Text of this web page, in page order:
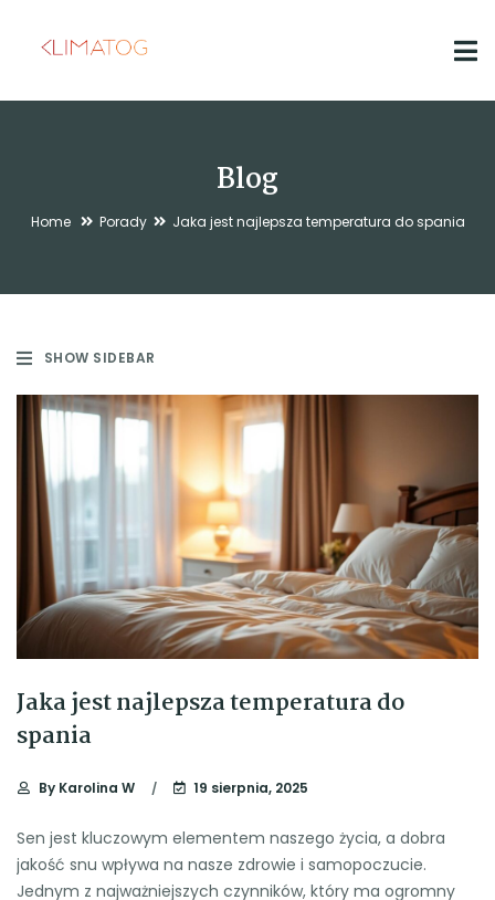
Blog
Home Porady Jaka jest najlepsza temperatura do spania
SHOW SIDEBAR
Jaka jest najlepsza temperatura do
spania
By Karolina W 19 sierpnia, 2025
Sen jest kluczowym elementem naszego życia, a dobra
jakość snu wpływa na nasze zdrowie i samopoczucie.
Jednym z najważniejszych czynników, który ma ogromny